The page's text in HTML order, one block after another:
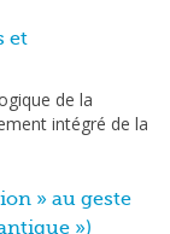
et
de la
intégré de la
» au geste
»)